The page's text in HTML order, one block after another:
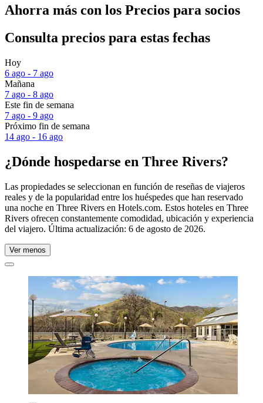
Ahorra más con los Precios para socios
Consulta precios para estas fechas
Hoy
6 ago - 7 ago
Mañana
7 ago - 8 ago
Este fin de semana
7 ago - 9 ago
Próximo fin de semana
14 ago - 16 ago
¿Dónde hospedarse en Three Rivers?
Las propiedades se seleccionan en función de reseñas de viajeros
reales y de la popularidad entre los huéspedes que han reservado
una noche en Three Rivers en Hotels.com. Estos hoteles en Three
Rivers ofrecen constantemente comodidad, ubicación y experiencia
del viajero. Última actualización: 6 de agosto de 2026.
Ver menos